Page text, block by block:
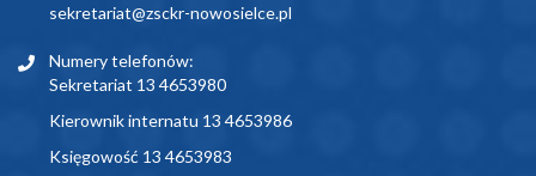
sekretariat@zsckr-nowosielce.pl
Numery telefonów:
Sekretariat 13 4653980
Kierownik internatu 13 4653986
Księgowość 13 4653983